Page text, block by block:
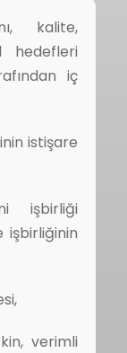
kalite,
hedefleri
iç
istişare
işbirliği
işbirliğinin
verimli